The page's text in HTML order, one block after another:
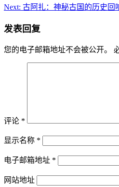
Next: 古阿扎：神秘古国的历史回
发表回复
您的电子邮箱地址不会被公开。
评论 *
显示名称 *
电子邮箱地址 *
网站地址